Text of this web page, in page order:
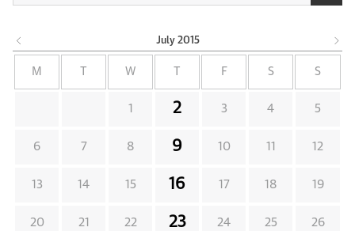
July 2015
M W F S S
1 2 3 4 5
6 7 8 9 10 11 12
13 14 15 16 17 18 19
20 21 22 23 24 25 26